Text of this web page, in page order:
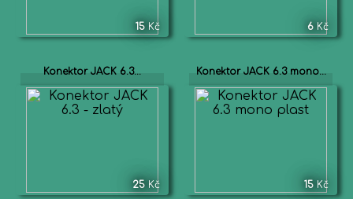
15 Kč 6 Kč
Konektor JACK 6.3...
25 Kč
Konektor JACK 6.3 mono...
15 Kč